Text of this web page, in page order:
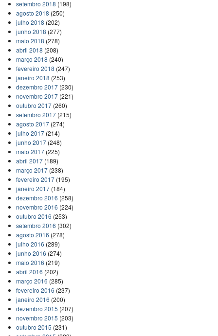
setembro 2018 (198)
agosto 2018 (250)
julho 2018 (202)
junho 2018 (277)
maio 2018 (278)
abril 2018 (208)
março 2018 (240)
fevereiro 2018 (247)
janeiro 2018 (253)
dezembro 2017(230)
novembro 2017(221)
outubro 2017(260)
setembro 2017(215)
agosto 2017(274)
julho 2017(214)
junho 2017(248)
maio 2017(225)
abril 2017(189)
março 2017(238)
fevereiro 2017(195)
janeiro 2017(184)
dezembro 2016 (258)
novembro 2016 (224)
outubro 2016 (253)
setembro 2016 (302)
agosto 2016 (278)
julho 2016 (289)
junho 2016 (274)
maio 2016 (219)
abril 2016 (202)
março 2016 (285)
fevereiro 2016 (237)
janeiro 2016 (200)
dezembro 2015 (207)
novembro 2015 (203)
outubro 2015 (231)